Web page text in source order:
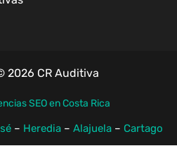
2026 CR Auditiva
SEO en Costa Rica
– Heredia – Alajuela – Cartago